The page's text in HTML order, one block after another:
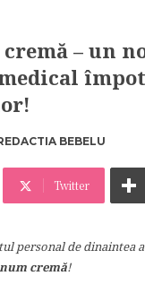
– un
BEBELU
Twitter
personal de dinaintea
cremă!